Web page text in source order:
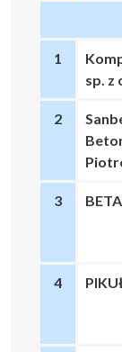
1
sp. z
2
3
4